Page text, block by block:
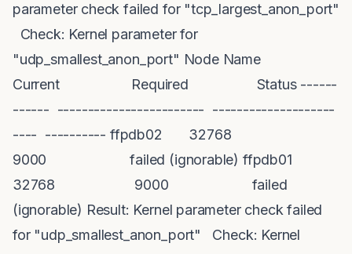
parameter check failed for "tcp_largest_anon_port"
Check: Kernel parameter for
"udp_smallest_anon_port" Node Name
Current Required Status ------
------ ------------------------ --------------------
---- ---------- ffpdb02 32768
9000 failed (ignorable) ffpdb01
32768 9000 failed
(ignorable) Result: Kernel parameter check failed
for "udp_smallest_anon_port" Check: Kernel